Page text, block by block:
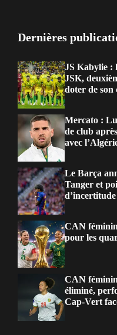
Dernières
JS Kabylie :
JSK,
doter de son
Mercato :
de club
avec
Le Barça
Tanger et
CAN
pour les
CAN
éliminé,
Cap-Vert